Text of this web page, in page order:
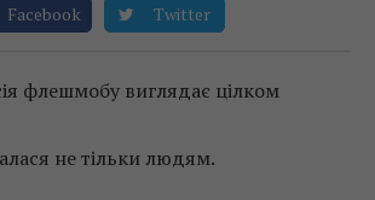
Facebook Twitter
флешмобу виглядає цілком
не тільки людям.